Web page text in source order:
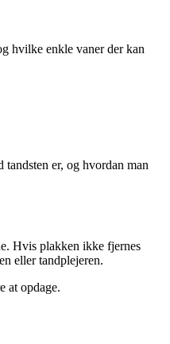
hvilke enkle vaner der kan
er, og hvordan man
Hvis plakken ikke fjernes
eller tandplejeren.
at opdage.